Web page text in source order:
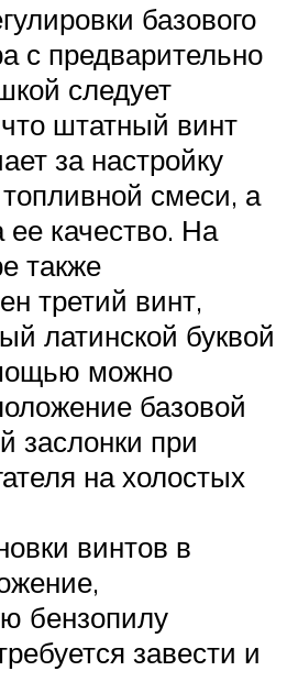
базового
с предварительно
следует
штатный винт
за настройку
смеси, а
качество. На
также
третий винт,
латинской буквой
можно
базовой
заслонки при
на холостых
винтов в
бензопилу
завести и